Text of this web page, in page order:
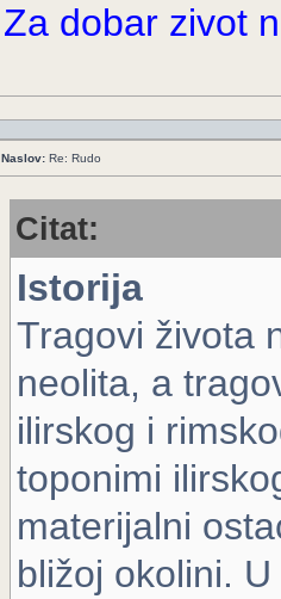
Za dobar zivot
Naslov: Re: Rudo
Citat:
Istorija
Tragovi života
neolita, a
ilirskog i
toponimi
materijalni
bližoj okolini.